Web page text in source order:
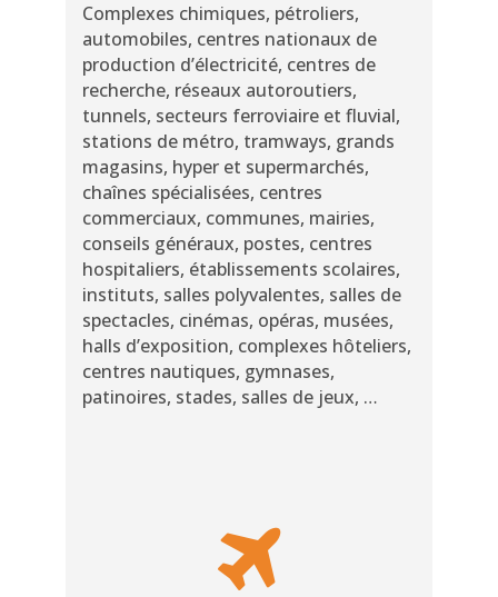
Complexes chimiques, pétroliers,
automobiles, centres nationaux de
production d’électricité, centres de
recherche, réseaux autoroutiers,
tunnels, secteurs ferroviaire et fluvial,
stations de métro, tramways, grands
magasins, hyper et supermarchés,
chaînes spécialisées, centres
commerciaux, communes, mairies,
conseils généraux, postes, centres
hospitaliers, établissements scolaires,
instituts, salles polyvalentes, salles de
spectacles, cinémas, opéras, musées,
halls d’exposition, complexes hôteliers,
centres nautiques, gymnases,
patinoires, stades, salles de jeux, …